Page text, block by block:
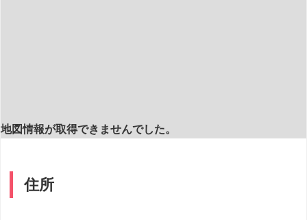
地図情報が取得できませんでした。
住所